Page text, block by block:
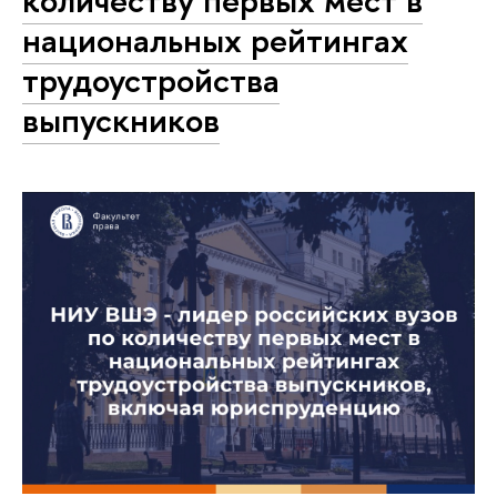
национальных рейтингах
трудоустройства
выпускников